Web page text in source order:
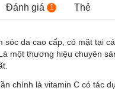
Đánh giá 1 Thẻ
da cao cấp, có mặt tại
một thương hiệu chuyên
chính là vitamin C có tác